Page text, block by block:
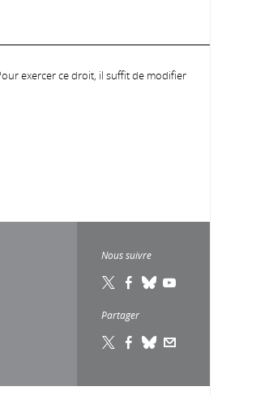
exercer ce droit, il suffit de modifier
Nous suivre
Partager